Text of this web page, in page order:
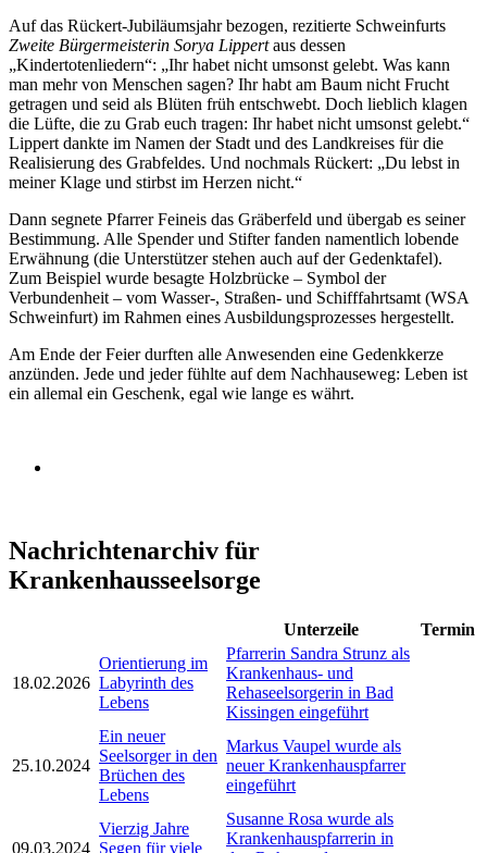
Auf das Rückert-Jubiläumsjahr bezogen, rezitierte Schweinfurts
Zweite Bürgermeisterin Sorya Lippertaus dessen
„Kindertotenliedern“: „Ihr habet nicht umsonst gelebt. Was kann
man mehr von Menschen sagen? Ihr habt am Baum nicht Frucht
getragen und seid als Blüten früh entschwebt. Doch lieblich klagen
die Lüfte, die zu Grab euch tragen: Ihr habet nicht umsonst gelebt.“
Lippert dankte im Namen der Stadt und des Landkreises für die
Realisierung des Grabfeldes. Und nochmals Rückert: „Du lebst in
meiner Klage und stirbst im Herzen nicht.“
Dann segnete Pfarrer Feineis das Gräberfeld und übergab es seiner
Bestimmung. Alle Spender und Stifter fanden namentlich lobende
Erwähnung (die Unterstützer stehen auch auf der Gedenktafel).
Zum Beispiel wurde besagte Holzbrücke – Symbol der
Verbundenheit – vom Wasser-, Straßen- und Schifffahrtsamt (WSA
Schweinfurt) im Rahmen eines Ausbildungsprozesses hergestellt.
Am Ende der Feier durften alle Anwesenden eine Gedenkkerze
anzünden. Jede und jeder fühlte auf dem Nachhauseweg: Leben ist
ein allemal ein Geschenk, egal wie lange es währt.
Nachrichtenarchiv für
Krankenhausseelsorge
Unterzeile Termin
18.02.2026
Orientierung im
Labyrinth des
Lebens
Pfarrerin Sandra Strunz als
Krankenhaus- und
Rehaseelsorgerin in Bad
Kissingen eingeführt
25.10.2024
Ein neuer
Seelsorger in den
Brüchen des
Lebens
Markus Vaupel wurde als
neuer Krankenhauspfarrer
eingeführt
09.03.2024
Vierzig Jahre
Segen für viele
Susanne Rosa wurde als
Krankenhauspfarrerin in